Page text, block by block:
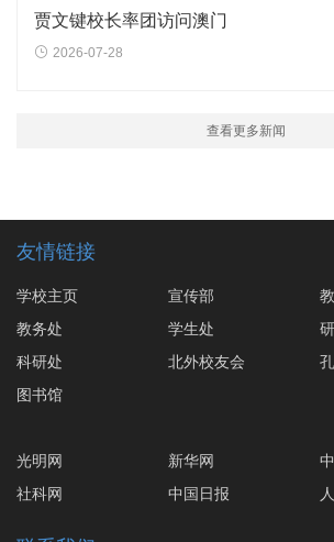
贾文键校长率团访问澳门
2026-07-28
查看更多新闻
友情链接
学校主页 宣传部
教务处
学生处
科研处
北外校友会
图书馆
光明网 新华网
社科网
中国日报